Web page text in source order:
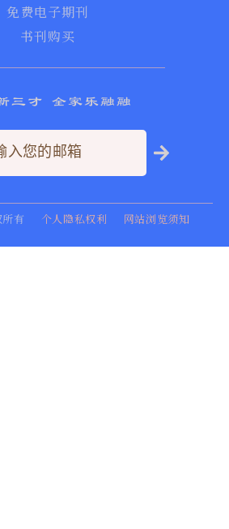
免费电子期刊
书刊购买
三才 全家乐融融
有 个人隐私权利 网站浏览须知